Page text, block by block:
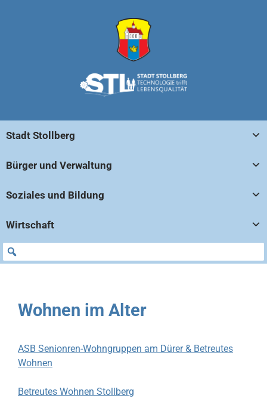
Stadt Stollberg
Bürger und Verwaltung
Soziales und Bildung
Wirtschaft
Wohnen im Alter
ASB Senionren-Wohngruppen am Dürer & Betreutes
Wohnen
Betreutes Wohnen Stollberg